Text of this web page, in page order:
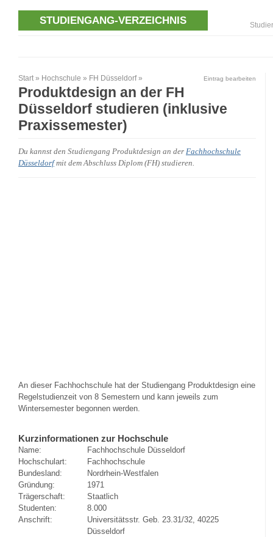
STUDIENGANG-VERZEICHNIS
Start » Hochschule » FH Düsseldorf » Eintrag bearbeiten
Produktdesign an der FH
Düsseldorf studieren (inklusive
Praxissemester)
Du kannst den Studiengang Produktdesign an der Fachhochschule
Düsseldorfmit dem Abschluss Diplom (FH) studieren.
An dieser Fachhochschule hat der Studiengang Produktdesign eine
Regelstudienzeit von 8 Semestern und kann jeweils zum
Wintersemester begonnen werden.
Kurzinformationen zur Hochschule
Name:
Fachhochschule Düsseldorf
Hochschulart:
Fachhochschule
Bundesland:
Nordrhein-Westfalen
Gründung:
1971
Trägerschaft:
Staatlich
Studenten:
8.000
Anschrift:
Universitätsstr. Geb. 23.31/32, 40225
Düsseldorf